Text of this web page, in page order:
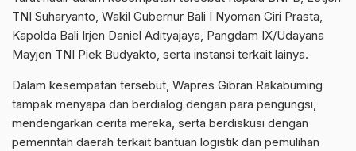
TNI Suharyanto, Wakil Gubernur Bali I Nyoman Giri Prasta,
Kapolda Bali Irjen Daniel Adityajaya, Pangdam IX/Udayana
Mayjen TNI Piek Budyakto, serta instansi terkait lainya.
Dalam kesempatan tersebut, Wapres Gibran Rakabuming
tampak menyapa dan berdialog dengan para pengungsi,
mendengarkan cerita mereka, serta berdiskusi dengan
pemerintah daerah terkait bantuan logistik dan pemulihan